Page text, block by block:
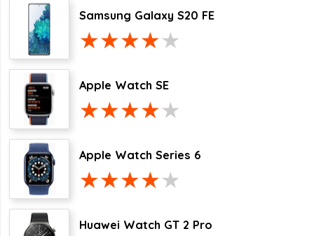
Samsung Galaxy S20 FE
Apple Watch SE
Apple Watch Series 6
Huawei Watch GT 2 Pro